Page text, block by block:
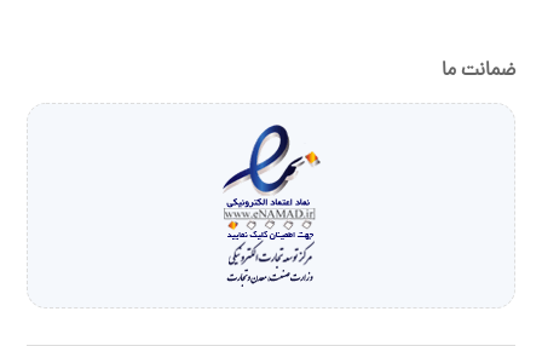
ضمانت ما